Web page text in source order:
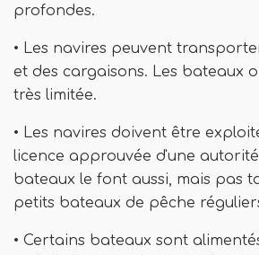
profondes.
• Les navires peuvent
et des cargaisons. Les bateaux
très limitée.
• Les navires doivent être
licence approuvée d'une
bateaux le font aussi, mais pas
petits bateaux de pêche
• Certains bateaux sont